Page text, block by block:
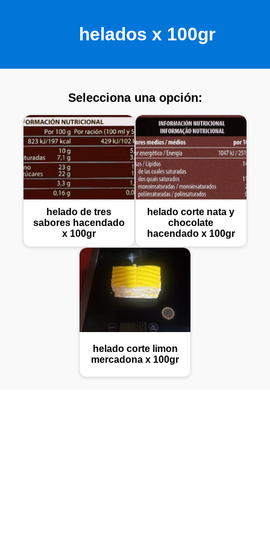
helados x 100gr
Selecciona una opción:
helado de tres
sabores hacendado
x 100gr
helado corte nata y
chocolate
hacendado x 100gr
helado corte limon
mercadona x 100gr